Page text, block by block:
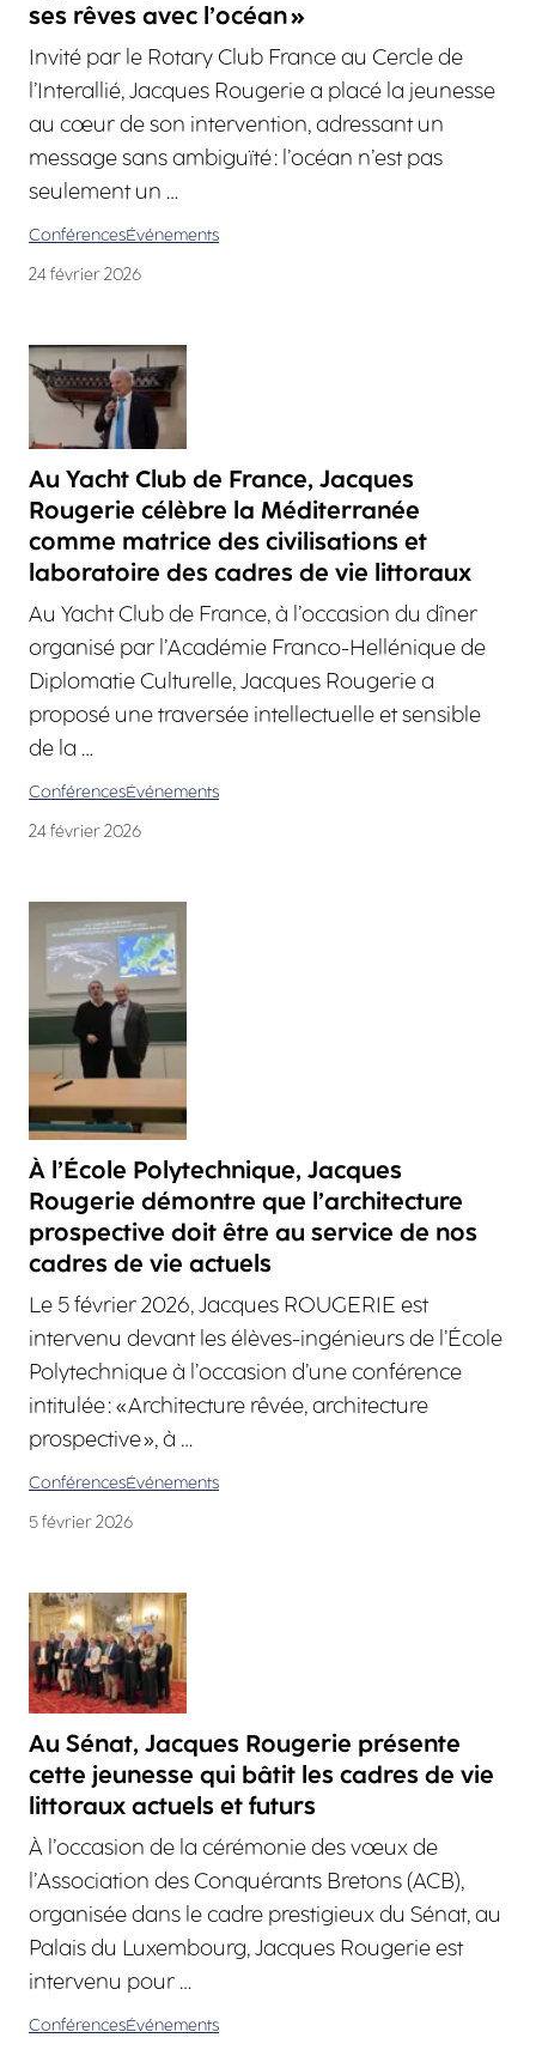
ses rêves avec l’océan »
Invité par le Rotary Club France au Cercle de
l’Interallié, Jacques Rougerie a placé la jeunesse
au cœur de son intervention, adressant un
message sans ambiguïté : l’océan n’est pas
seulement un …
ConférencesÉvénements
24 février 2026
Au Yacht Club de France, Jacques
Rougerie célèbre la Méditerranée
comme matrice des civilisations et
laboratoire des cadres de vie littoraux
Au Yacht Club de France, à l’occasion du dîner
organisé par l’Académie Franco-Hellénique de
Diplomatie Culturelle, Jacques Rougerie a
proposé une traversée intellectuelle et sensible
de la …
ConférencesÉvénements
24 février 2026
À l’École Polytechnique, Jacques
Rougerie démontre que l’architecture
prospective doit être au service de nos
cadres de vie actuels
Le 5 février 2026, Jacques ROUGERIE est
intervenu devant les élèves-ingénieurs de l’École
Polytechnique à l’occasion d’une conférence
intitulée : « Architecture rêvée, architecture
prospective », à …
ConférencesÉvénements
5 février 2026
Au Sénat, Jacques Rougerie présente
cette jeunesse qui bâtit les cadres de vie
littoraux actuels et futurs
À l’occasion de la cérémonie des vœux de
l’Association des Conquérants Bretons (ACB),
organisée dans le cadre prestigieux du Sénat, au
Palais du Luxembourg, Jacques Rougerie est
intervenu pour …
ConférencesÉvénements